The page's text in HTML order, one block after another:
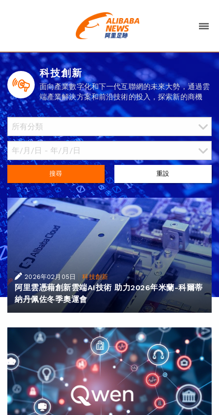
科技創新
面向產業數字化和下一代互聯網的未來大勢，通過雲
端產業解決方案和前沿技術的投入，探索新的商機
搜尋 重設
2026年02月05日 |科技創新
阿里雲憑藉創新雲端AI技術 助力2026年米蘭-科爾蒂
納丹佩佐冬季奧運會